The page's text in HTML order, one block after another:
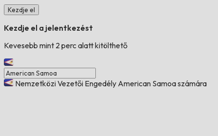
Kezdje el
Kezdje el a jelentkezést
Kevesebb mint 2 perc alatt kitölthető
Nemzetközi Vezetői Engedély American Samoa számára